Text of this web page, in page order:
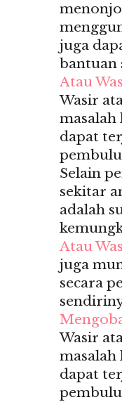
juga
bantuan
Atau
Wasir
masalah
dapat
Selain
sekitar
adalah
Atau
juga
secara
Wasir
masalah
dapat